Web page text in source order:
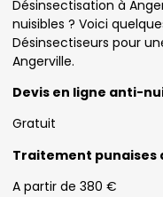
Désinsectisation à
nuisibles ? Voici
Désinsectiseurs pour
Angerville.
Devis en ligne anti-
Gratuit
Traitement punaises
A partir de 380 €